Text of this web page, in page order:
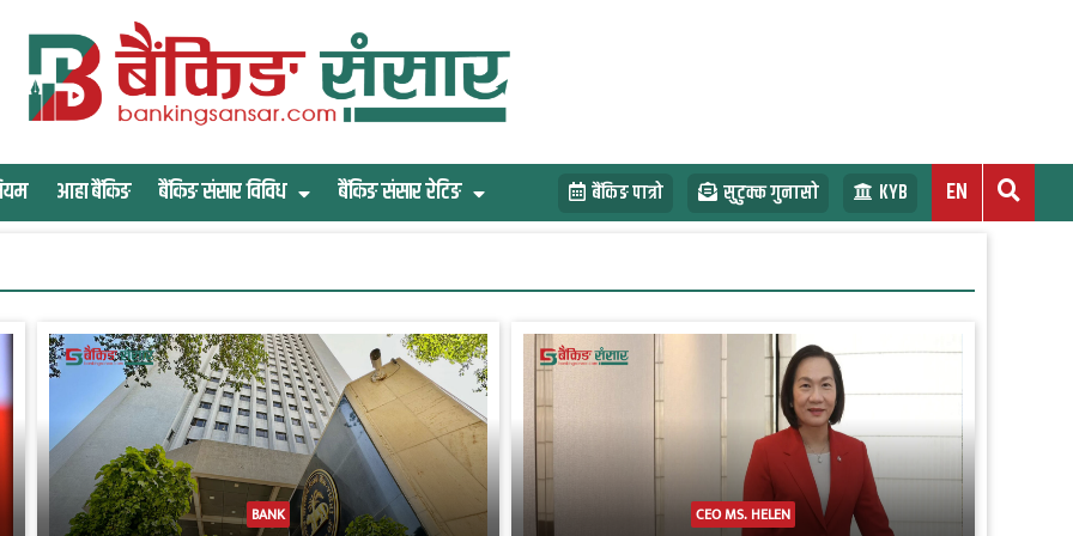
आहा बैंकिङ बैंकिङ संसार विविध बैंकिङ संसार रेटिङ बैंकिङ पात्रो सुटुक्क गुनासो KYB EN
BANK CEO MS. HELEN